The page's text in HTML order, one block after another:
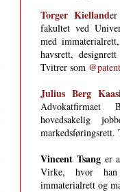
Torger Kielland
fakultet ved
med
havs­­­rett,
Tvitrer som
Julius Berg
hovedsakelig
markedsføringsrett.
Vincent Tsanger
Virke, hvor
immaterialrett og